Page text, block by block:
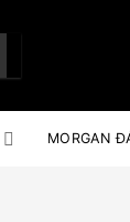
MORGAN